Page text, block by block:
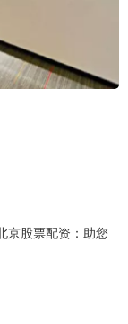
京股票配资：助您